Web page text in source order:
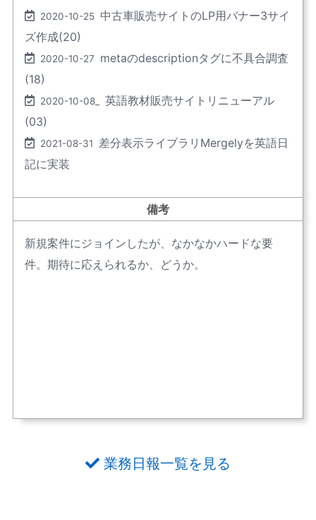
2020-10-25 中古車販売サイトのLP用バナー3サイ
ズ作成(20)
2020-10-27
metaのdescriptionタグに不具合調査
(18)
2020-10-08_
英語教材販売サイトリニューアル
(03)
2021-08-31
差分表示ライブラリMergelyを英語日
記に実装
備考
新規案件にジョインしたが、なかなかハードな要
件。期待に応えられるか、どうか。
業務日報一覧を見る